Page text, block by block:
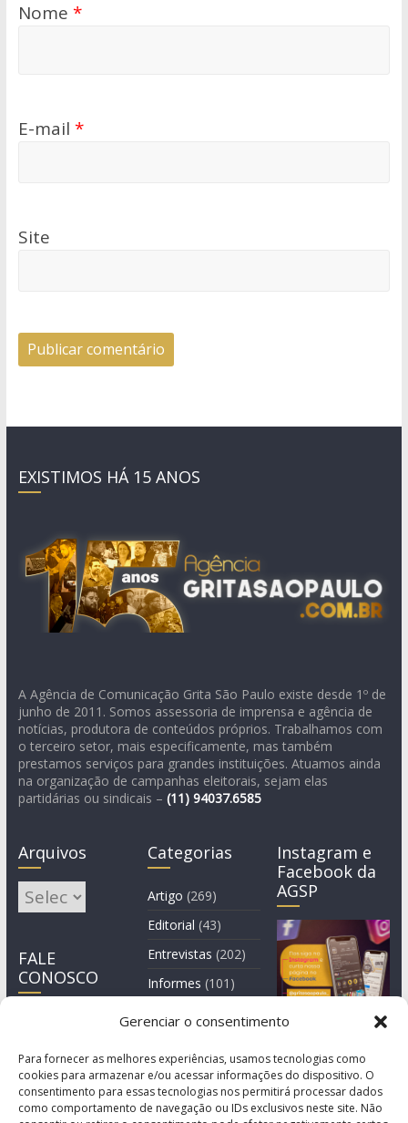
Gerenciar o consentimento
Para fornecer as melhores experiências, usamos tecnologias como
cookies para armazenar e/ou acessar informações do dispositivo. O
consentimento para essas tecnologias nos permitirá processar dados
como comportamento de navegação ou IDs exclusivos neste site. Não
Nome *
E-mail *
Site
EXISTIMOS HÁ 15 ANOS
A Agência de Comunicação Grita São Paulo existe desde 1º de
junho de 2011. Somos assessoria de imprensa e agência de
notícias, produtora de conteúdos próprios. Trabalhamos com
o terceiro setor, mais especificamente, mas também
prestamos serviços para grandes instituições. Atuamos ainda
na organização de campanhas eleitorais, sejam elas
partidárias ou sindicais – (11) 94037.6585
Arquivos
Arquivos
FALE
CONOSCO
Categorias
Artigo (269)
Editorial (43)
Entrevistas (202)
Informes (101)
Instagram e
Facebook da
AGSP